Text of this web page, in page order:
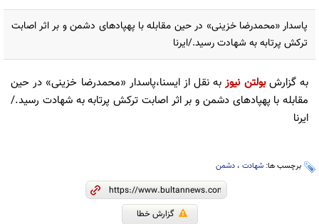
پاسدار «محمدرضا خزینی» در حین مقابله با پهپادهای دشمن و بر اثر اصابت
ترکش پرتابه به شهادت رسید./ایرنا
به گزارشبولتن نیوزبه نقل از ایسنا،پاسدار «محمدرضا خزینی» در حین
مقابله با پهپادهای دشمن و بر اثر اصابت ترکش پرتابه به شهادت رسید./
ایرنا
برچسب ها: شهادت ، دشمن
گزارش خطا